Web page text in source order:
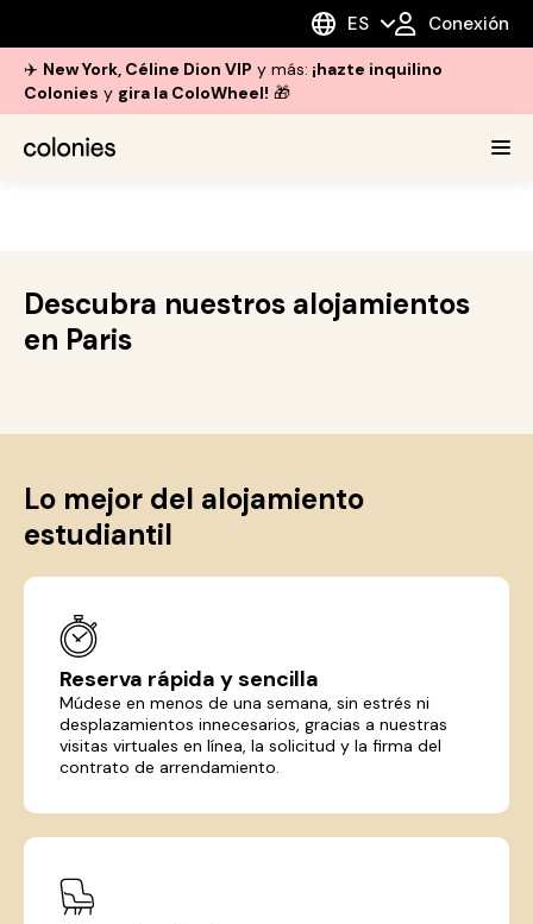
ES Conexión
✈️ New York, Céline Dion VIP y más: ¡hazte inquilino
Colonies y gira la ColoWheel! 🎁
Descubra nuestros alojamientos
en Paris
Lo mejor del alojamiento
estudiantil
Reserva rápida y sencilla
Múdese en menos de una semana, sin estrés ni
desplazamientos innecesarios, gracias a nuestras
visitas virtuales en línea, la solicitud y la firma del
contrato de arrendamiento.